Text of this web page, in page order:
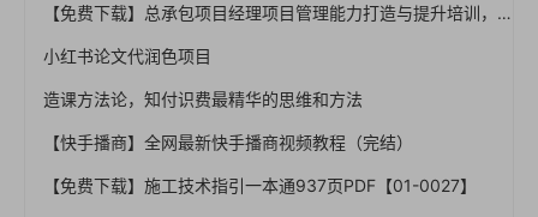
【免费下载】总承包项目经理项目管理能力打造与提升培训，66页PPT，图文，可编辑【01-0051】
小红书论文代润色项目
造课方法论，知付识费最精华的思维和方法
【快手播商】全网最新快手播商视频教程（完结）
【免费下载】施工技术指引一本通937页PDF【01-0027】